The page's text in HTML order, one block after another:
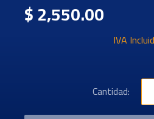
$ 2,550.00
IVA
Cantidad: